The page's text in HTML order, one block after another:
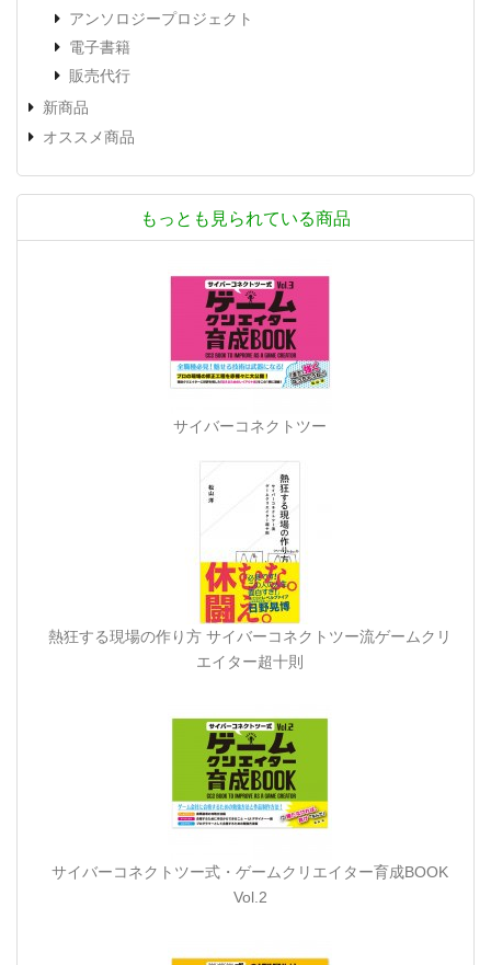
アンソロジープロジェクト
電子書籍
販売代行
新商品
オススメ商品
もっとも見られている商品
サイバーコネクトツー
熱狂する現場の作り方 サイバーコネクトツー流ゲームクリ
エイター超十則
サイバーコネクトツー式・ゲームクリエイター育成BOOK
Vol.2